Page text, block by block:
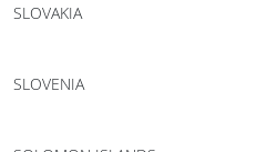
SLOVAKIA
SLOVENIA